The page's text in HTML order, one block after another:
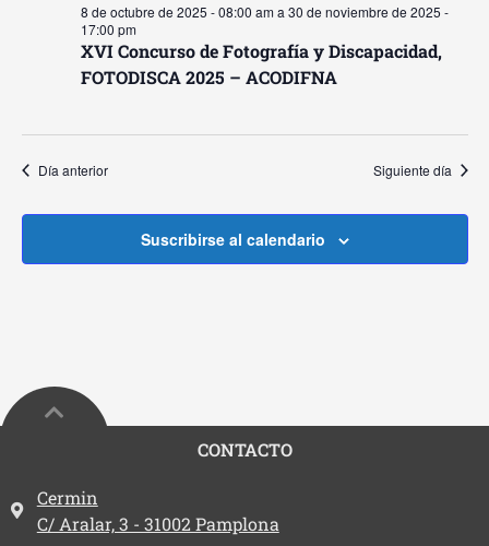
XVI Concurso de Fotografía y Discapacidad,
FOTODISCA 2025 – ACODIFNA
8 de octubre de 2025 - 08:00 ama 30 de noviembre de 2025 -
17:00 pm
Día anterior Siguiente día
Suscribirse al calendario
CONTACTO
Dirección:
Cermin
C/ Aralar, 3 - 31002 Pamplona